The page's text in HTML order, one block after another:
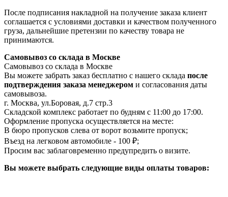
После подписания накладной на получение заказа клиент
соглашается с условиями доставки и качеством полученного
груза, дальнейшие претензии по качеству товара не
принимаются.
Самовывоз со склада в Москве
Самовывоз со склада в Москве
Вы можете забрать заказ бесплатно с нашего склада после
подтверждения заказа менеджером и согласования даты
самовывоза.
г. Москва, ул.Боровая, д.7 стр.3
Складской комплекс работает по будням с 11:00 до 17:00.
Оформление пропуска осуществляется на месте:
В бюро пропусков слева от ворот возьмите пропуск;
Въезд на легковом автомобиле - 100 ₽;
Просим вас заблаговременно предупредить о визите.
Вы можете выбрать следующие виды оплаты товаров: